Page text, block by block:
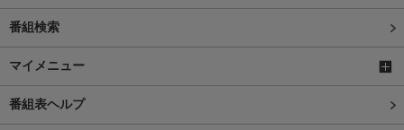
番組検索
マイメニュー
番組表ヘルプ